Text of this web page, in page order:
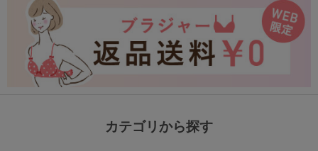
カテゴリから探す